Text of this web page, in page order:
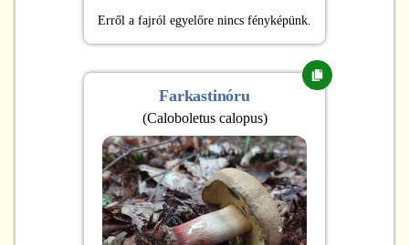
Erről a fajról egyelőre nincs fényképünk.
Farkastinóru
(Caloboletus calopus)